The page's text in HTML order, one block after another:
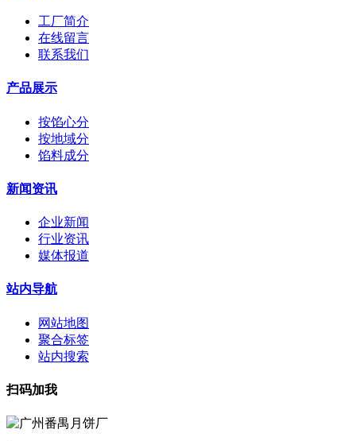
工厂简介
在线留言
联系我们
产品展示
按馅心分
按地域分
馅料成分
新闻资讯
企业新闻
行业资讯
媒体报道
站内导航
网站地图
聚合标签
站内搜索
扫码加我